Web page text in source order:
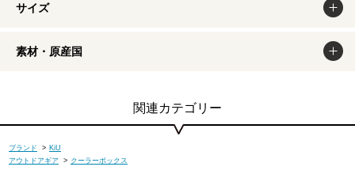
サイズ
素材・原産国
関連カテゴリー
ブランド > KiU
アウトドアギア > クーラーボックス